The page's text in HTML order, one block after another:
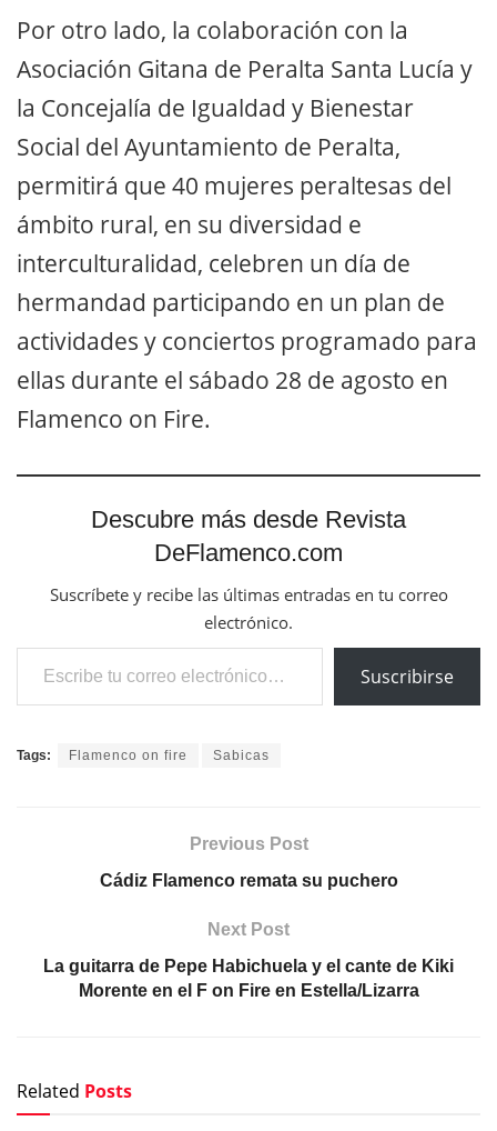
Por otro lado, la colaboración con la
Asociación Gitana de Peralta Santa Lucía y
la Concejalía de Igualdad y Bienestar
Social del Ayuntamiento de Peralta,
permitirá que 40 mujeres peraltesas del
ámbito rural, en su diversidad e
interculturalidad, celebren un día de
hermandad participando en un plan de
actividades y conciertos programado para
ellas durante el sábado 28 de agosto en
Flamenco on Fire.
Descubre más desde Revista
DeFlamenco.com
Suscríbete y recibe las últimas entradas en tu correo
electrónico.
Escribe tu correo electrónico…
Suscribirse
Tags: Flamenco on fire Sabicas
Previous Post
Cádiz Flamenco remata su puchero
Next Post
La guitarra de Pepe Habichuela y el cante de Kiki
Morente en el F on Fire en Estella/Lizarra
Related Posts